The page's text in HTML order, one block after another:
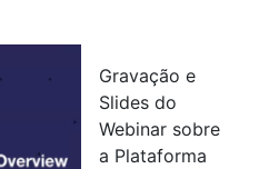
Gravação e
Slides do
Webinar sobre
a Plataforma